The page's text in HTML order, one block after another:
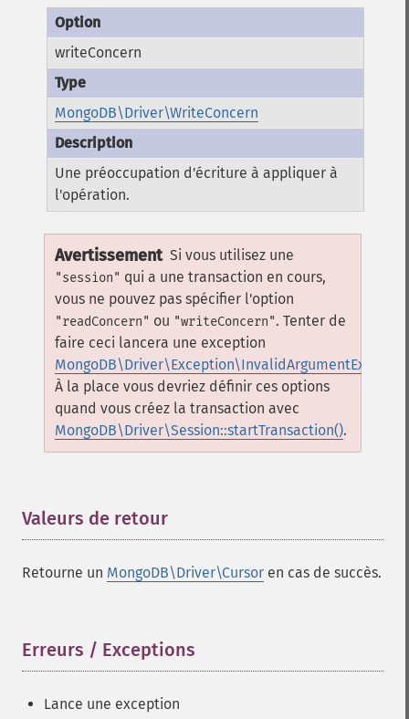
writeConcern
MongoDB\Driver\WriteConcern
Une préoccupation d'écriture à appliquer à
l'opération.
Avertissement Si vous utilisez une
"session" qui a une transaction en cours,
vous ne pouvez pas spécifier l'option
"readConcern" ou "writeConcern". Tenter de
faire ceci lancera une exception
À la place vous devriez définir ces options
quand vous créez la transaction avec
MongoDB\Driver\Session::startTransaction().
Valeurs de retour
Retourne un MongoDB\Driver\Cursor en cas de succès.
Erreurs / Exceptions
Lance une exception